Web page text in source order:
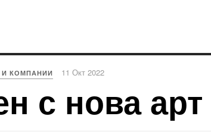
И КОМПАНИИ 11 Окт 2022
с нова арт